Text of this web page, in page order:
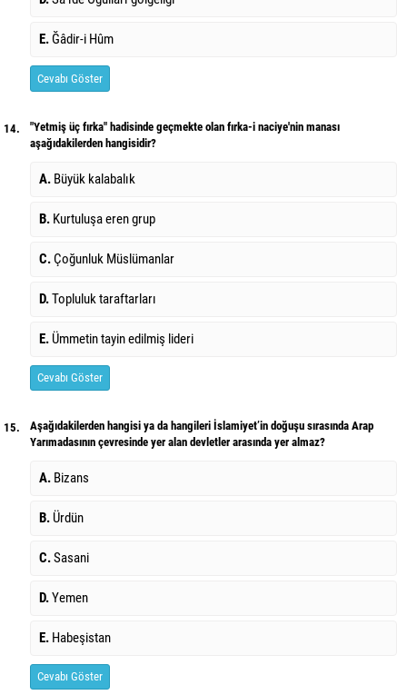
E.Ğâdir-i Hûm
Cevabı Göster
14.
"Yetmiş üç fırka" hadisinde geçmekte olan fırka-i naciye'nin manası
aşağıdakilerden hangisidir?
A. Büyük kalabalık
B. Kurtuluşa eren grup
C.Çoğunluk Müslümanlar
D.Topluluk taraftarları
E. Ümmetin tayin edilmiş lideri
Cevabı Göster
15.
Aşağıdakilerden hangisi ya da hangileri İslamiyet’in doğuşu sırasında Arap
Yarımadasının çevresinde yer alan devletler arasında yer almaz?
A. Bizans
B. Ürdün
C.Sasani
D.Yemen
E. Habeşistan
Cevabı Göster